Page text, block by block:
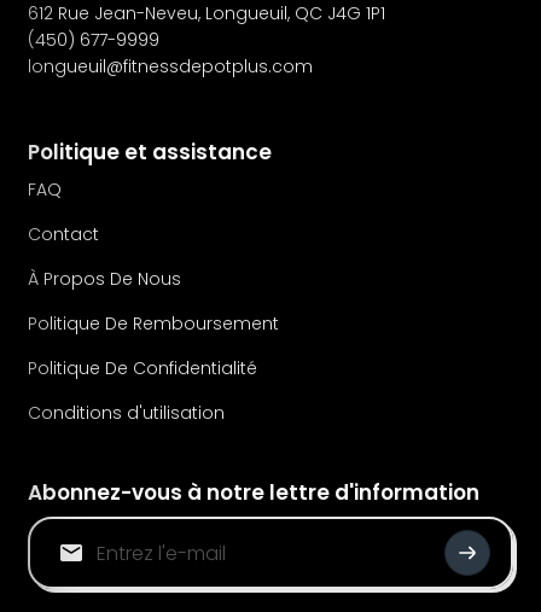
612 Rue Jean-Neveu, Longueuil, QC J4G 1P1
(450) 677-9999
longueuil@fitnessdepotplus.com
Politique et assistance
FAQ
Contact
À Propos De Nous
Politique De Remboursement
Politique De Confidentialité
Conditions d'utilisation
Abonnez-vous à notre lettre d'information